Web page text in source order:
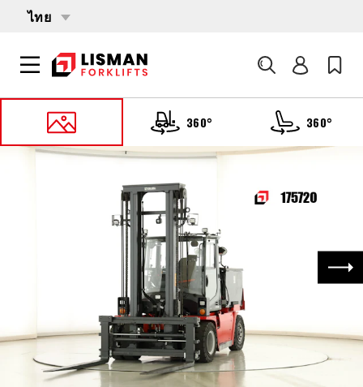
ไทย
ค้นหา
360° 360°
รถบรรทุกโฟล์คลิฟต์
175720 KALMAR ECG-80-6
ถัด